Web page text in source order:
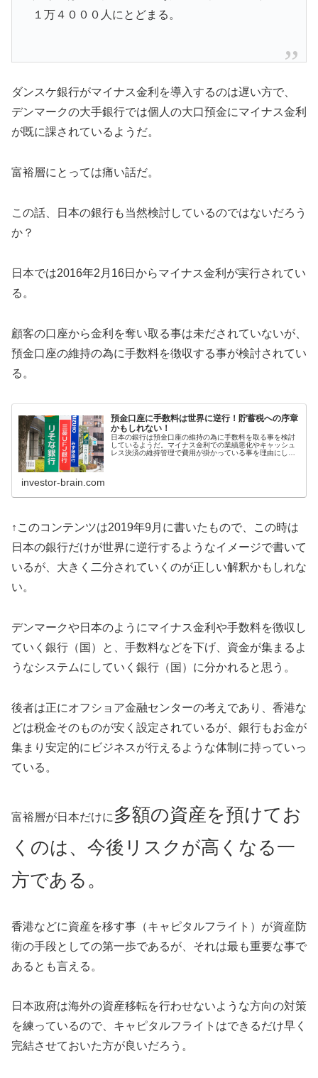
１万４０００人にとどまる。
ダンスケ銀行がマイナス金利を導入するのは遅い方で、
デンマークの大手銀行では個人の大口預金にマイナス金利
が既に課されているようだ。
富裕層にとっては痛い話だ。
この話、日本の銀行も当然検討しているのではないだろう
か？
日本では2016年2月16日からマイナス金利が実行されてい
る。
顧客の口座から金利を奪い取る事は未だされていないが、
預金口座の維持の為に手数料を徴収する事が検討されてい
る。
預金口座に手数料は世界に逆行！貯蓄税への序章
かもしれない！
日本の銀行は預金口座の維持の為に手数料を取る事を検討
しているようだ。マイナス金利での業績悪化やキャッシュ
レス決済の維持管理で費用が掛かっている事を理由にして
investor-brain.com
↑このコンテンツは2019年9月に書いたもので、この時は
日本の銀行だけが世界に逆行するようなイメージで書いて
いるが、大きく二分されていくのが正しい解釈かもしれな
い。
デンマークや日本のようにマイナス金利や手数料を徴収し
ていく銀行（国）と、手数料などを下げ、資金が集まるよ
うなシステムにしていく銀行（国）に分かれると思う。
後者は正にオフショア金融センターの考えであり、香港な
どは税金そのものが安く設定されているが、銀行もお金が
集まり安定的にビジネスが行えるような体制に持っていっ
ている。
富裕層が日本だけに 多額の資産を預けてお
くのは、今後リスクが高くなる一
方である。
香港などに資産を移す事（キャピタルフライト）が資産防
衛の手段としての第一歩であるが、それは最も重要な事で
あるとも言える。
日本政府は海外の資産移転を行わせないような方向の対策
を練っているので、キャピタルフライトはできるだけ早く
完結させておいた方が良いだろう。